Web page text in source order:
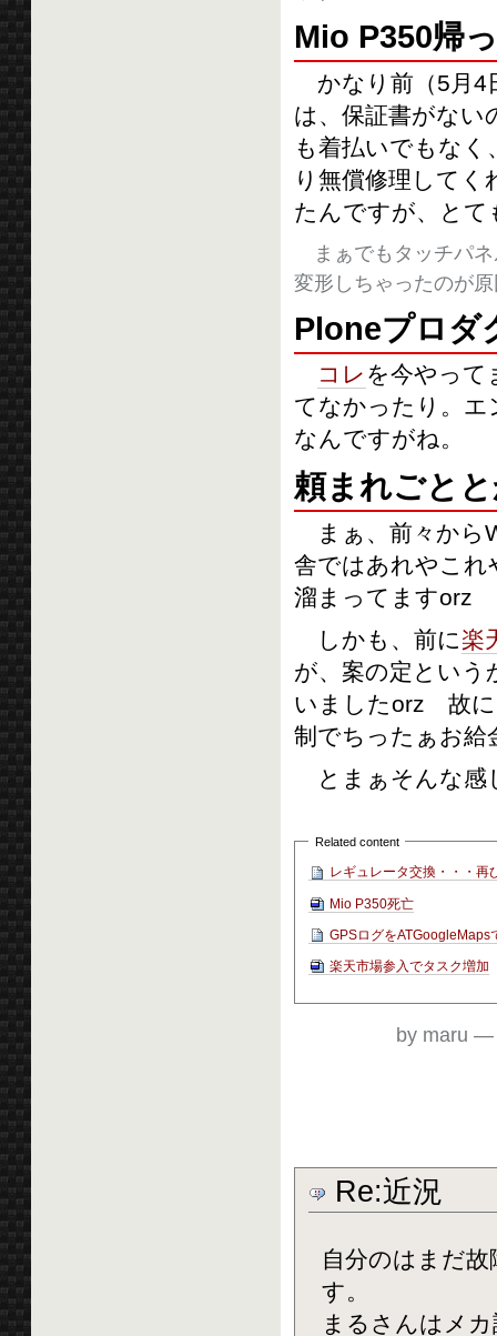
Mio P350帰
かなり前（5月4
は、保証書がない
も着払いでもな
り無償修理して
たんですが、と
まぁでもタッチパネ
変形しちゃったのが
Ploneプロダ
コレ を今やって
てなかったり。エ
なんですがね。
頼まれごと
まぁ、前々から
舎ではあれやこ
溜まってますorz
しかも、前に楽
が、案の定という
いましたorz 故に
制でちったぁお給
とまぁそんな感
Related content
レギュレータ交換・・・再
Mio P350死亡
GPSログをATGoogleMaps
楽天市場参入でタスク増加
by maru
Re:近況
自分のはまだ
す。
まるさんはメ